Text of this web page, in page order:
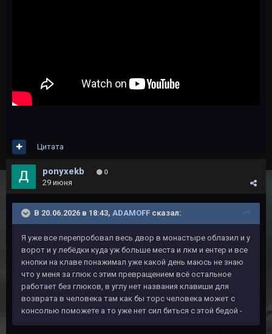
Цитата
ponyxekb 0
29 июня
В 20.06.2026 в 18:43, ADAMOFF сказал:
Я уже все перепробовал весь двор в монастыре облазил и у
ворот и у лебёдки куда уж больше места и лкм и ентер и все
кнопки на клаве понажимал уже какой день маюсь не знаю
что у меня за глюк с этим превращением всё остальное
работает без глюков, в углу нет названия клавиши для
возврата в человека там как бы торс человека может с
консолью поможете а то уже нет сил биться с этой бедой -